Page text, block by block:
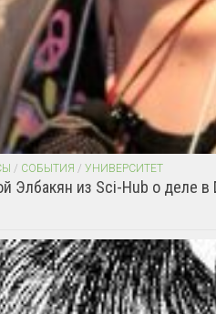
/ СОБЫТИЯ / УНИВЕРСИТЕТ
Элбакян из Sci-Hub о деле в